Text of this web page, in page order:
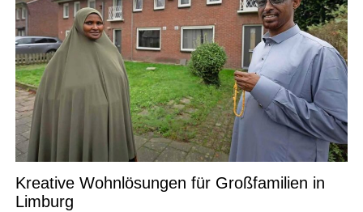
Kreative Wohnlösungen für Großfamilien in
Limburg